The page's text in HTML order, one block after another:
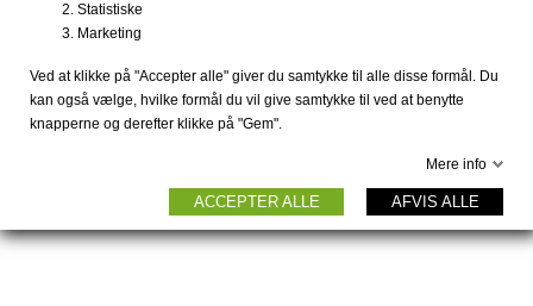
Str. S og M Vinterkjole
fra...
Str. S og M Sort kjole
99 DKK
Statistiske
Marketing
Ved at klikke på "Accepter alle" giver du samtykke til alle disse formål. Du
kan også vælge, hvilke formål du vil give samtykke til ved at benytte
knapperne og derefter klikke på "Gem".
Mere info
ACCEPTER ALLE AFVIS ALLE